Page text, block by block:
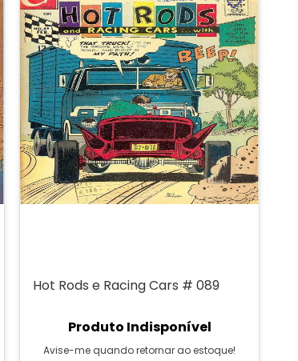
Hot Rods e Racing Cars # 089
Produto Indisponível
Avise-me quando retornar ao estoque!